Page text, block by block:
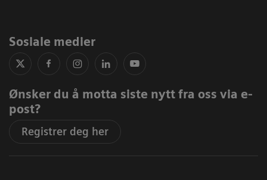
Sosiale medier
Ønsker du å motta siste nytt fra oss via e-
post?
Registrer deg her